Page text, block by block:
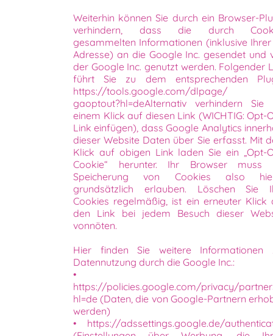
Weiterhin können Sie durch ein Browser-
verhindern, dass die durch
gesammelten Informationen (inklusive Ihrer
Adresse) an die Google Inc. gesendet und
der Google Inc. genutzt werden. Folgender
führt Sie zu dem entsprechenden
https://tools.google.com/dlpage/
gaoptout?hl=deAlternativ verhindern Sie
einem Klick auf diesen Link (WICHTIG: Opt-
Link einfügen), dass Google Analytics
dieser Website Daten über Sie erfasst. Mit
Klick auf obigen Link laden Sie ein „Opt-
Cookie“ herunter. Ihr Browser muss
Speicherung von Cookies also
grundsätzlich erlauben. Löschen Sie
Cookies regelmäßig, ist ein erneuter Klick
den Link bei jedem Besuch dieser
vonnöten.
Hier finden Sie weitere Informationen
Datennutzung durch die Google Inc.:
•
https://policies.google.com/privacy/
hl=de (Daten, die von Google-Partnern
werden)
• https://adssettings.google.de/